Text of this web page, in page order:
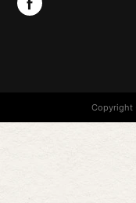
Copyright